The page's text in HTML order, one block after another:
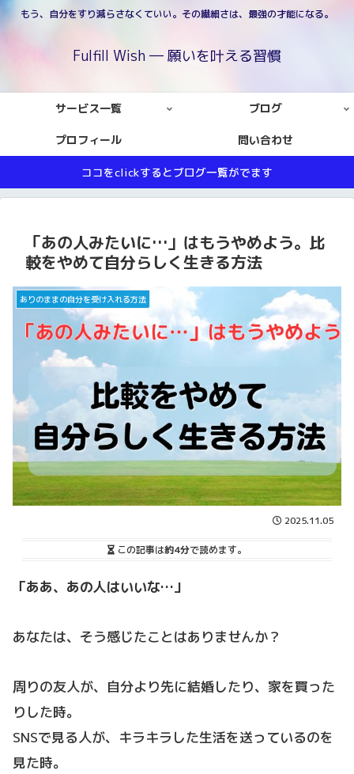
もう、自分をすり減らさなくていい。その繊細さは、最強の才能になる。
Fulfill Wish ― 願いを叶える習慣
サービス一覧 ブログ
プロフィール 問い合わせ
ココをclickするとブログ一覧がでます
「あの人みたいに…」はもうやめよう。比
較をやめて自分らしく生きる方法
ありのままの自分を受け入れる方法
2025.11.05
この記事は約4分で読めます。
「ああ、あの人はいいな…」
あなたは、そう感じたことはありませんか？
周りの友人が、自分より先に結婚したり、家を買った
りした時。
SNSで見る人が、キラキラした生活を送っているのを
見た時。